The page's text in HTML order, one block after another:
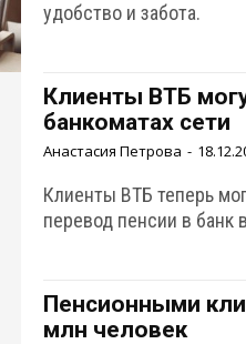
удобство и забота.
Клиенты ВТБ
банкоматах сети
Анастасия Петрова -
Клиенты ВТБ теперь
перевод пенсии в банк
Пенсионными
млн человек